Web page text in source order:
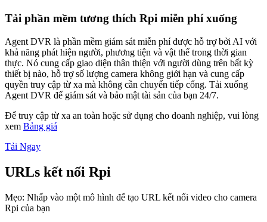
Tải phần mềm tương thích Rpi miễn phí xuống
Agent DVR là phần mềm giám sát miễn phí được hỗ trợ bởi AI với
khả năng phát hiện người, phương tiện và vật thể trong thời gian
thực. Nó cung cấp giao diện thân thiện với người dùng trên bất kỳ
thiết bị nào, hỗ trợ số lượng camera không giới hạn và cung cấp
quyền truy cập từ xa mà không cần chuyển tiếp cổng. Tải xuống
Agent DVR để giám sát và bảo mật tài sản của bạn 24/7.
Để truy cập từ xa an toàn hoặc sử dụng cho doanh nghiệp, vui lòng
xem Bảng giá
Tải Ngay
URLs kết nối Rpi
Mẹo: Nhấp vào một mô hình để tạo URL kết nối video cho camera
Rpi của bạn